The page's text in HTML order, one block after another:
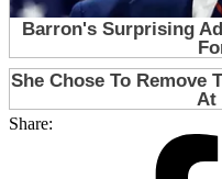
Share: